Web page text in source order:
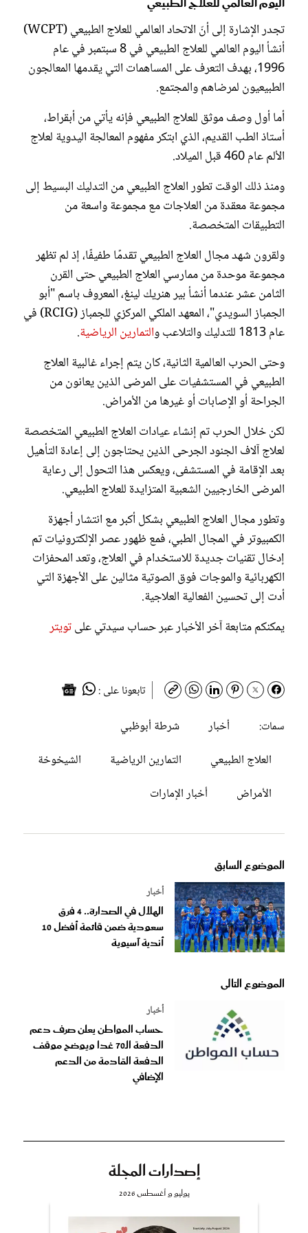
تجدر الإشارة إلى أنّ الاتحاد العالمي للعلاج الطبيعي (WCPT)
أنشأ اليوم العالمي للعلاج الطبيعي في 8 سبتمبر في عام
1996، بهدف التعرف على المساهمات التي يقدمها المعالجون
الطبيعيون لمرضاهم والمجتمع.
أما أول وصف موثق للعلاج الطبيعي فإنه يأتي من أبقراط،
أستاذ الطب القديم، الذي ابتكر مفهوم المعالجة اليدوية لعلاج
الألم عام 460 قبل الميلاد.
ومنذ ذلك الوقت تطور العلاج الطبيعي من التدليك البسيط إلى
مجموعة معقدة من العلاجات مع مجموعة واسعة من
التطبيقات المتخصصة.
ولقرون شهد مجال العلاج الطبيعي تقدمًا طفيفًا، إذ لم تظهر
مجموعة موحدة من ممارسي العلاج الطبيعي حتى القرن
الثامن عشر عندما أنشأ بير هنريك لينغ، المعروف باسم "أبو
الجمباز السويدي"، المعهد الملكي المركزي للجمباز (RCIG) في
عام 1813 للتدليك والتلاعب و
التمارين الرياضية.
وحتى الحرب العالمية الثانية، كان يتم إجراء غالبية العلاج
الطبيعي في المستشفيات على المرضى الذين يعانون من
الجراحة أو الإصابات أو غيرها من الأمراض.
لكن خلال الحرب تم إنشاء عيادات العلاج الطبيعي المتخصصة
لعلاج آلاف الجنود الجرحى الذين يحتاجون إلى إعادة التأهيل
بعد الإقامة في المستشفى، ويعكس هذا التحول إلى رعاية
المرضى الخارجيين الشعبية المتزايدة للعلاج الطبيعي.
وتطور مجال العلاج الطبيعي بشكل أكبر مع انتشار أجهزة
الكمبيوتر في المجال الطبي، فمع ظهور عصر الإلكترونيات تم
إدخال تقنيات جديدة للاستخدام في العلاج، وتعد المحفزات
الكهربائية والموجات فوق الصوتية مثالين على الأجهزة التي
أدت إلى تحسين الفعالية العلاجية.
يمكنكم متابعة آخر الأخبار عبر حساب سيدتي علىتويتر
تابعونا على :
سمات:
أخبار
شرطة أبوظبي
العلاج الطبيعي
التمارين الرياضية
الشيخوخة
الأمراض
أخبار الإمارات
الموضوع السابق
أخبار
الهلال في الصدارة.. 4 فرق
سعودية ضمن قائمة أفضل 10
أندية آسيوية
الموضوع التالى
أخبار
حساب المواطن يعلن صرف دعم
الدفعة الـ70 غدا ويوضح موقف
الدفعة القادمة من الدعم
الإضافي
إصدارات المجلة
يوليو و أغسطس 2026